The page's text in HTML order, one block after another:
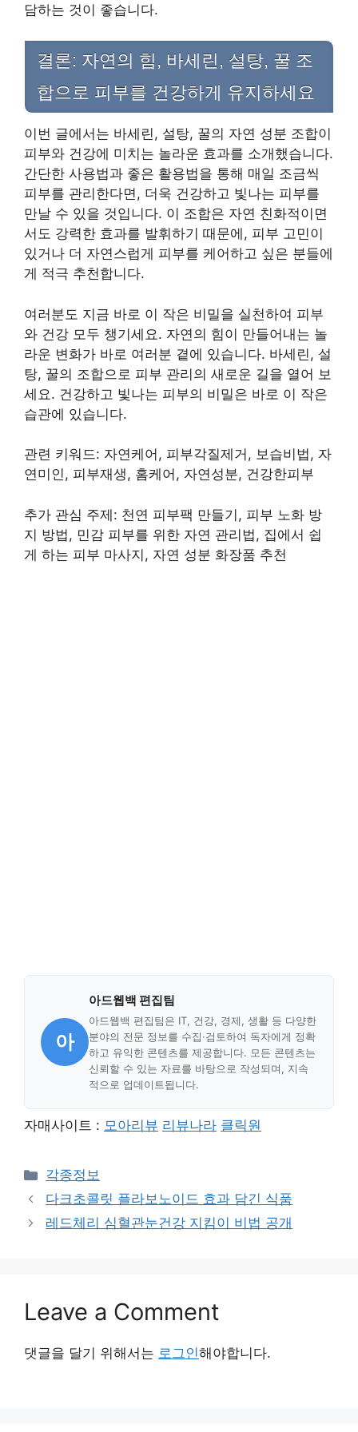
담하는 것이 좋습니다.
결론: 자연의 힘, 바세린, 설탕, 꿀 조
합으로 피부를 건강하게 유지하세요
이번 글에서는 바세린, 설탕, 꿀의 자연 성분 조합이
피부와 건강에 미치는 놀라운 효과를 소개했습니다.
간단한 사용법과 좋은 활용법을 통해 매일 조금씩
피부를 관리한다면, 더욱 건강하고 빛나는 피부를
만날 수 있을 것입니다. 이 조합은 자연 친화적이면
서도 강력한 효과를 발휘하기 때문에, 피부 고민이
있거나 더 자연스럽게 피부를 케어하고 싶은 분들에
게 적극 추천합니다.
여러분도 지금 바로 이 작은 비밀을 실천하여 피부
와 건강 모두 챙기세요. 자연의 힘이 만들어내는 놀
라운 변화가 바로 여러분 곁에 있습니다. 바세린, 설
탕, 꿀의 조합으로 피부 관리의 새로운 길을 열어 보
세요. 건강하고 빛나는 피부의 비밀은 바로 이 작은
습관에 있습니다.
관련 키워드: 자연케어, 피부각질제거, 보습비법, 자
연미인, 피부재생, 홈케어, 자연성분, 건강한피부
추가 관심 주제: 천연 피부팩 만들기, 피부 노화 방
지 방법, 민감 피부를 위한 자연 관리법, 집에서 쉽
게 하는 피부 마사지, 자연 성분 화장품 추천
아
아드웹백 편집팀
아드웹백 편집팀은 IT, 건강, 경제, 생활 등 다양한
분야의 전문 정보를 수집·검토하여 독자에게 정확
하고 유익한 콘텐츠를 제공합니다. 모든 콘텐츠는
신뢰할 수 있는 자료를 바탕으로 작성되며, 지속
적으로 업데이트됩니다.
자매사이트 : 모아리뷰 리뷰나라 클릭원
Categories
각종정보
다크초콜릿 플라보노이드 효과 담긴 식품
레드체리 심혈관눈건강 지킴이 비법 공개
Leave a Comment
댓글을 달기 위해서는 로그인해야합니다.